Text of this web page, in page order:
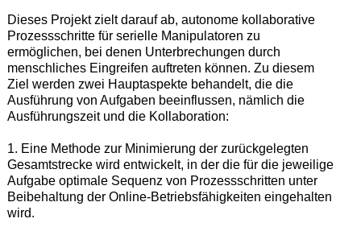
Dieses Projekt zielt darauf ab, autonome kollaborative
Prozessschritte für serielle Manipulatoren zu
ermöglichen, bei denen Unterbrechungen durch
menschliches Eingreifen auftreten können. Zu diesem
Ziel werden zwei Hauptaspekte behandelt, die die
Ausführung von Aufgaben beeinflussen, nämlich die
Ausführungszeit und die Kollaboration:
1. Eine Methode zur Minimierung der zurückgelegten
Gesamtstrecke wird entwickelt, in der die für die jeweilige
Aufgabe optimale Sequenz von Prozessschritten unter
Beibehaltung der Online-Betriebsfähigkeiten eingehalten
wird.